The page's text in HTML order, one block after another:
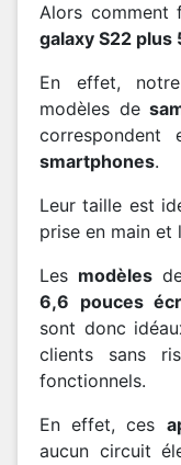
Alors comment
galaxy S22 plus
En effet,
modèles de
smartphones.
Leur taille est
prise en main et
Les modèles
6,6 pouces
sont donc
clients sans
fonctionnels.
En effet, ces
aucun circuit